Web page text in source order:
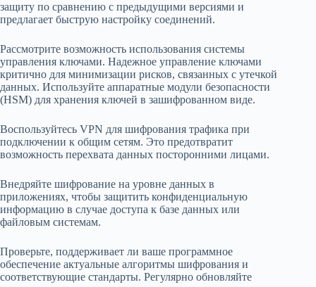
защиту по сравнению с предыдущими версиями и
предлагает быструю настройку соединений.
Рассмотрите возможность использования системы
управления ключами. Надежное управление ключами
критично для минимизации рисков, связанных с утечкой
данных. Используйте аппаратные модули безопасности
(HSM) для хранения ключей в зашифрованном виде.
Воспользуйтесь VPN для шифрования трафика при
подключении к общим сетям. Это предотвратит
возможность перехвата данных посторонними лицами.
Внедряйте шифрование на уровне данных в
приложениях, чтобы защитить конфиденциальную
информацию в случае доступа к базе данных или
файловым системам.
Проверьте, поддерживает ли ваше программное
обеспечение актуальные алгоритмы шифрования и
соответствующие стандарты. Регулярно обновляйте